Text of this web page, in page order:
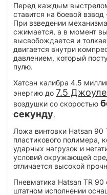
Перед каждым
ставится на боевой
При взведении
сжимается, а в момент
высвобождается и
двигается внутри
давлением, который
пулю.
Хатсан калибра 4.5
энергию до 7.5
воздушки со скоростью
секунду.
Ложа винтовки Hatsan 90
пластикового полимера,
ударных нагрузок и
условий окружающей
отличается высокой
Пневматика Hatsan TR
штатном исполнении